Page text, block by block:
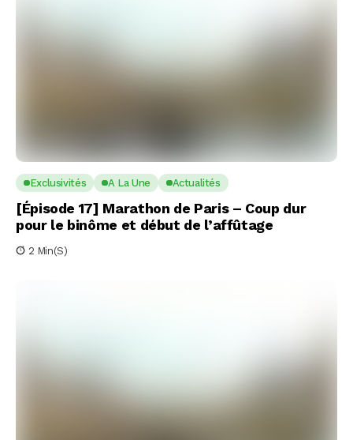
Exclusivités A La Une Actualités
[Épisode 17] Marathon de Paris – Coup dur
pour le binôme et début de l’affûtage
2 Min(s)